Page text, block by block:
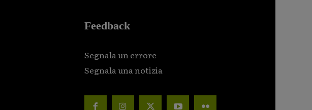
Feedback
Segnala un errore
Segnala una notizia